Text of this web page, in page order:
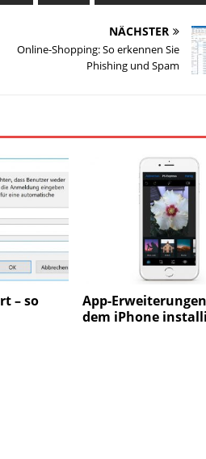
NÄCHSTER
Online-Shopping: So erkennen Sie
Phishing und Spam
– so
App-
dem iPhone